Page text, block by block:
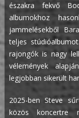
északra fekvő
albumokhoz
jammelésekből
teljes
rajongók is nagy
vélemények
legjobban sikerült
2025-ben Steve
közös koncertre